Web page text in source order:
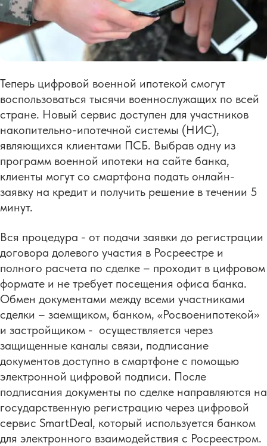
Теперь цифровой военной ипотекой смогут
воспользоваться тысячи военнослужащих по всей
стране. Новый сервис доступен для участников
накопительно-ипотечной системы (НИС),
являющихся клиентами ПСБ. Выбрав одну из
программ военной ипотеки на сайте банка,
клиенты могут со смартфона подать онлайн-
заявку на кредит и получить решение в течении 5
минут.
Вся процедура - от подачи заявки до регистрации
договора долевого участия в Росреестре и
полного расчета по сделке – проходит в цифровом
формате и не требует посещения офиса банка.
Обмен документами между всеми участниками
сделки – заемщиком, банком, «Росвоенипотекой»
и застройщиком - осуществляется через
защищенные каналы связи, подписание
документов доступно в смартфоне с помощью
электронной цифровой подписи. После
подписания документы по сделке направляются на
государственную регистрацию через цифровой
сервис SmartDeal, который используется банком
для электронного взаимодействия с Росреестром.